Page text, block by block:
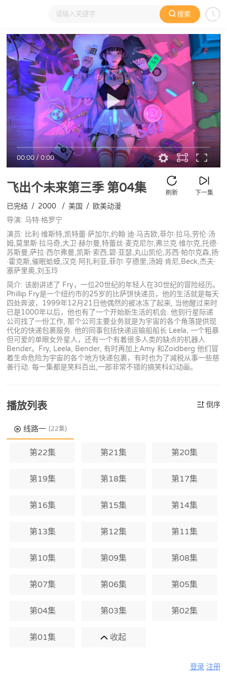
搜索
大家在看 日本动漫 国产动漫 欧美动漫 动漫电影
00:00/0:00
飞出个未来第三季第04集 下一集
刷新
已完结 / 2000 / 美国 / 欧美动漫
导演: 马特·格罗宁
演员: 比利·维斯特,凯特蕾·萨加尔,约翰·迪·马吉欧,菲尔·拉马,劳伦·汤
姆,莫里斯·拉马奇,大卫·赫尔曼,特蕾丝·麦克尼尔,弗兰克·维尔克,托德·
苏斯曼,萨拉·西尔弗曼,凯斯·索西,碧·亚瑟,丸山凯伦,苏西·帕尔克森,扬
·霍克斯,催眠蛤蟆,汉克·阿扎利亚,菲尔·亨德里,汤姆·肯尼,Beck,杰夫·
塞萨里奥,刘玉玲
简介: 该剧讲述了 Fry，一位20世纪的年轻人在30世纪的冒险经历。
Phillip Fry是一个纽约市的25岁的比萨饼快递员，他的生活就是每天
四处奔波，1999年12月21日他偶然的被冰冻了起来, 当他醒过来时
已是1000年以后，他也有了一个开始新生活的机会. 他到行星际递
公司找了一份工作, 那个公司主要业务就是为宇宙的各个角落提供现
代化的快递包裹服务. 他的同事包括快递运输船船长 Leela, 一个粗暴
但可爱的单眼女外星人，还有一个有着很多人类的缺点的机器人
Bender。Fry, Leela, Bender, 有时再加上Amy 和Zoidberg 他们冒
着生命危险为宇宙的各个地方快递包裹，有时也为了减税从事一些慈
善行动. 每一集都是笑料百出,一部非常不错的搞笑科幻动画。
播放列表 倒序
线路一 (22集)
第22集 第21集 第20集
第19集 第18集 第17集
第16集 第15集 第14集
第13集 第12集 第11集
第10集 第09集 第08集
第07集 第06集 第05集
第04集 第03集 第02集
第01集 收起
登录 注册